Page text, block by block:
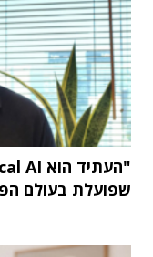
שפועלת בעולם